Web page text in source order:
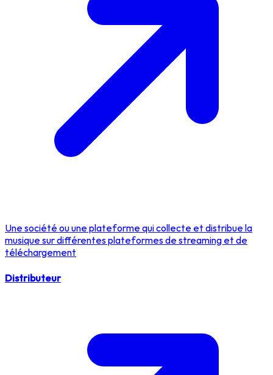
Une société ou une plateforme qui collecte et distribue la
musique sur différentes plateformes de streaming et de
téléchargement
Distributeur